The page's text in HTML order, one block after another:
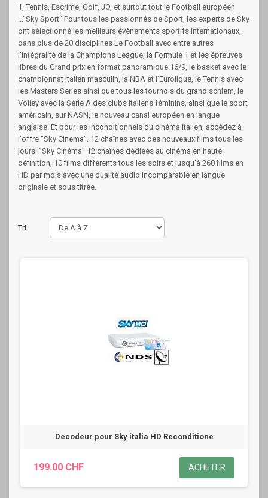
1, Tennis, Escrime, Golf, JO, et surtout tout le Football européen
..."Sky Sport" Pour tous les passionnés de Sport, les experts de Sky
ont sélectionné les meilleurs évènements sportifs internationaux,
dans plus de 20 disciplines Le Football avec entre autres
l'intégralité de la Champions League, la Formule 1 et les épreuves
libres du Grand prix en format panoramique 16/9, le basket avec le
championnat Italien masculin, la NBA et l'Euroligue, le Tennis avec
les Masters Series ainsi que tous les tournois du grand schlem, le
Volley avec la Série A des clubs Italiens féminins, ainsi que le sport
américain, sur NASN, le nouveau canal européen en langue
anglaise. Et pour les inconditionnels du cinéma italien, accédez à
l'offre "Sky Cinema". 12 chaînes avec des nouveaux films tous les
jours !"Sky Cinéma" 12 chaînes dédiées au cinéma en haute
définition, 10 films différents tous les soirs et jusqu'à 260 films en
HD par mois avec une qualité audio incomparable en langue
originale et sous titrée.
Tri
Decodeur pour Sky italia HD Reconditione
199.00 CHF ACHETER